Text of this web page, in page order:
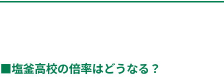
■塩釜高校の倍率はどうなる？